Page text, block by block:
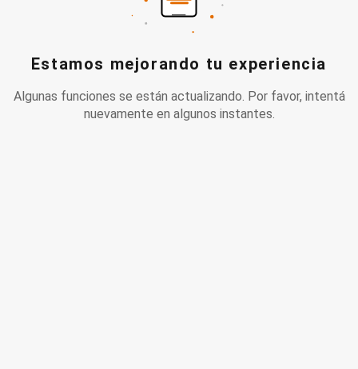
Estamos mejorando tu experiencia
Algunas funciones se están actualizando. Por favor, intentá
nuevamente en algunos instantes.